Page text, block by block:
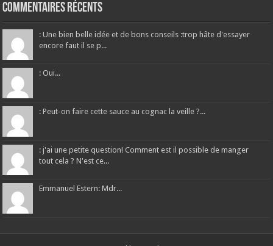
Commentaires récents
: Une bien belle idée et de bons conseils :trop hâte d'essayer
encore faut il se p...
: Oui...
: Peut-on faire cette sauce au cognac la veille ?...
: j'ai une petite question! Comment est il possible de manger
tout cela ? N'est ce...
Emmanuel Estern: Mdr...